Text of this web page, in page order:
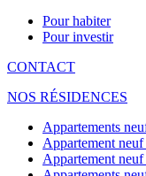
Pour habiter
Pour investir
CONTACT
NOS RÉSIDENCES
Appartements
Appartement
Appartement